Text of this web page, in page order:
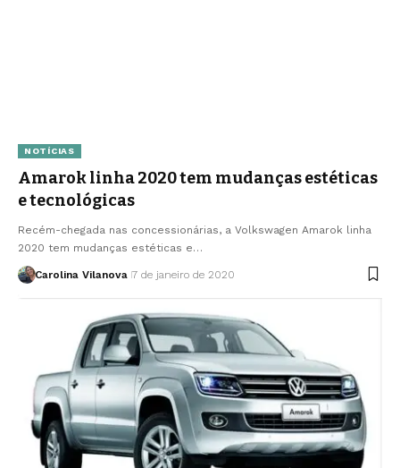
NOTÍCIAS
Amarok linha 2020 tem mudanças estéticas
e tecnológicas
Recém-chegada nas concessionárias, a Volkswagen Amarok linha
2020 tem mudanças estéticas e…
Carolina Vilanova 7 de janeiro de 2020